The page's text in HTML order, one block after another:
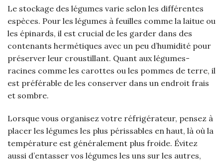
Le stockage des légumes varie selon les différentes
espèces. Pour les légumes à feuilles comme la laitue ou
les épinards, il est crucial de les garder dans des
contenants hermétiques avec un peu d’humidité pour
préserver leur croustillant. Quant aux légumes-
racines comme les carottes ou les pommes de terre, il
est préférable de les conserver dans un endroit frais
et sombre.
Lorsque vous organisez votre réfrigérateur, pensez à
placer les légumes les plus périssables en haut, là où la
température est généralement plus froide. Évitez
aussi d’entasser vos légumes les uns sur les autres,